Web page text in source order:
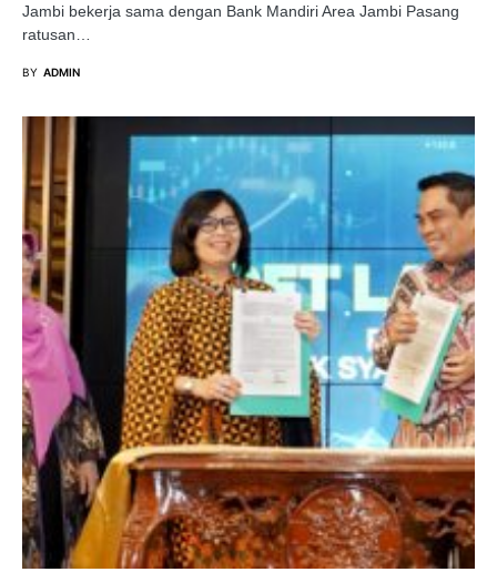
Jambi bekerja sama dengan Bank Mandiri Area Jambi Pasang
ratusan…
BY ADMIN